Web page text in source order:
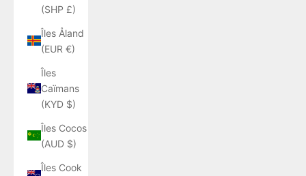
(SHP £)
Îles Åland
(EUR €)
Îles
Caïmans
(KYD $)
Îles Cocos
(AUD $)
Îles Cook